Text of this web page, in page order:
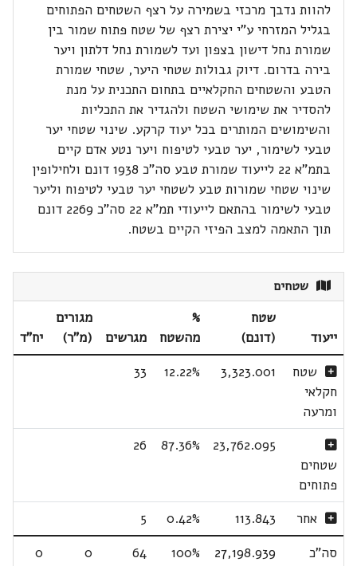
להוות נדבך מרכזי בשמירה על רצף השטחים הפתוחים
בגליל המזרחי ע"י יצירת רצף של שטח פתוח שמור בין
שמורת נחל דישון בצפון ועד לשמורת נחל דלתון ויער
בירה בדרום. דיוק גבולות שטחי היער, שטחי שמורת
הטבע והשטחים החקלאיים בתחום התכנית על מנת
להסדיר את שימושי השטח ולהגדיר את התכליות
והשימושים המותרים בכל יעוד קרקע. שינוי שטחי יער
טבעי לשימור, יער טבעי לטיפוח ויער נטע אדם קיים
בתמ"א 22 לייעוד שמורת טבע סה"כ 1938 דונם ולחילופין
שינוי שטחי שמורות טבע לשטחי יער טבעי לטיפוח וליער
טבעי לשימור בהתאם לייעודי תמ"א 22 סה"כ 2269 דונם
תוך התאמה למצב הפיזי הקיים בשטח.
שטחים
ייעוד
שטח
(דונם)
%
מהשטח
מגרשים
מגורים
(מ"ר)
יח"ד
שטח
חקלאי
ומרעה
3,323.001
12.22%
33
שטחים
פתוחים
23,762.095
87.36%
26
אחר 113.843
0.42%
5
סה"כ
27,198.939
100%
64
0
0